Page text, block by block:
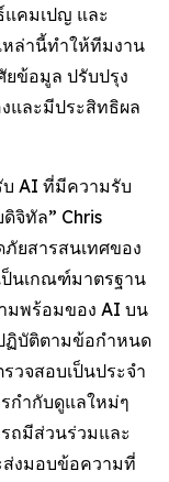
แคมเปญ และ
ล่านี้ทำให้ทีมงาน
ยข้อมูล ปรับปรุง
และมีประสิทธิผล
AI ที่มีความรับ
จิทัล” Chris
ยสารสนเทศของ
ป็นเกณฑ์มาตรฐาน
มพร้อมของ AI บน
ฏิบัติตามข้อกำหนด
วจสอบเป็นประจำ
กำกับดูแลใหม่ๆ
ถมีส่วนร่วมและ
งมอบข้อความที่